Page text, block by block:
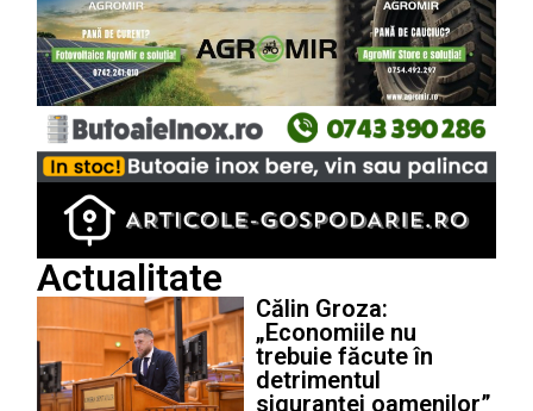
Actualitate
Călin Groza:
„Economiile nu
trebuie făcute în
detrimentul
siguranței oamenilor”